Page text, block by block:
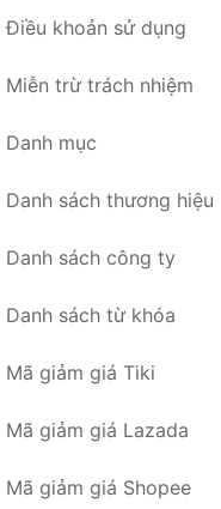
Điều khoản sử dụng
Miễn trừ trách nhiệm
Danh mục
Danh sách thương hiệu
Danh sách công ty
Danh sách từ khóa
Mã giảm giá Tiki
Mã giảm giá Lazada
Mã giảm giá Shopee